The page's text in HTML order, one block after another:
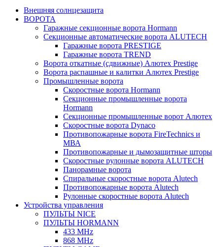
Внешняя солнцезащита
ВОРОТА
Гаражные секционные ворота Hormann
Секционные автоматические ворота ALUTECH
Гаражные ворота PRESTIGE
Гаражные ворота TREND
Ворота откатные (сдвижные) Алютех Prestige
Ворота распашные и калитки Алютех Prestige
Промышленные ворота
Скоростные ворота Hormann
Секционные промышленные ворота
Hormann
Секционные промышленные ворот Алютех
Скоростные ворота Dynaco
Противопожарные ворота FireTechnics и
МВА
Противопожарные и дымозащитные шторы
Скоростные рулонные ворота ALUTECH
Панорамные ворота
Спиральные скоростные ворота Alutech
Противопожарные ворота Alutech
Рулонные скоростные ворота Alutech
Устройства управления
ПУЛЬТЫ NICE
ПУЛЬТЫ HORMANN
433 MHz
868 MHz